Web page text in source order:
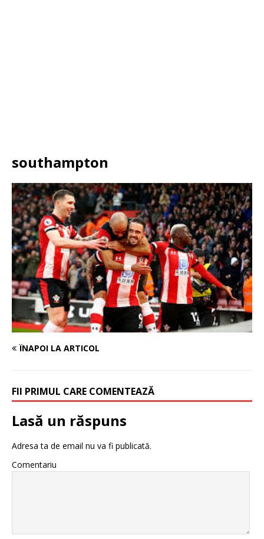
southampton
ÎNAPOI LA ARTICOL
FII PRIMUL CARE COMENTEAZĂ
Lasă un răspuns
Adresa ta de email nu va fi publicată.
Comentariu